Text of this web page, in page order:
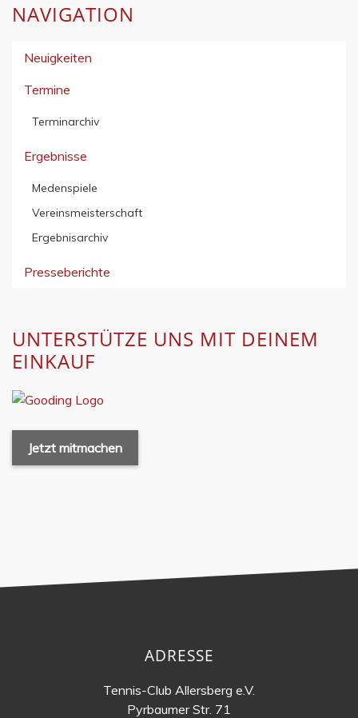
NAVIGATION
Neuigkeiten
Termine
Terminarchiv
Ergebnisse
Medenspiele
Vereinsmeisterschaft
Ergebnisarchiv
Presseberichte
UNTERSTÜTZE UNS MIT DEINEM
EINKAUF
Jetzt mitmachen
ADRESSE
Tennis-Club Allersberg e.V.
Pyrbaumer Str. 71